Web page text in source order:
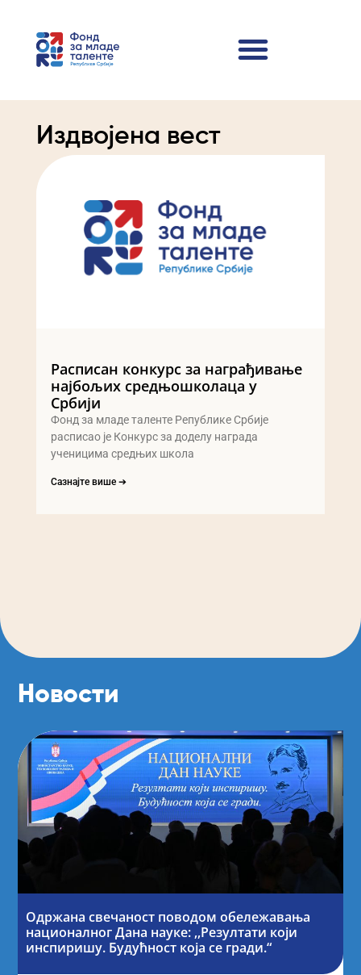
Издвојена вест
Расписан конкурс за награђивање
најбољих средњошколаца у
Србији
Фонд за младе таленте Републике Србије
расписао је Конкурс за доделу награда
ученицима средњих школа
Сазнајте више ➔
Новости
Одржана свечаност поводом обележавања
националног Дана науке: ,,Резултати који
инспиришу. Будућност која се гради.“